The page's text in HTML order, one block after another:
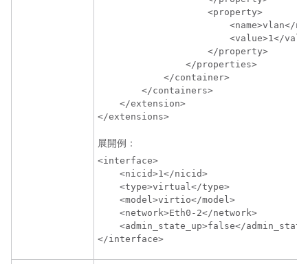
                    <property>
<name>vlan</
<value>1</
                    </property>
                </properties>
            </container>
        </containers>
    </extension>
</extensions>
展開例：
<interface>
    <nicid>1</nicid>
    <type>virtual</type>
    <model>virtio</model>
    <network>Eth0-2</network>
<admin_state_up>false</
</interface>